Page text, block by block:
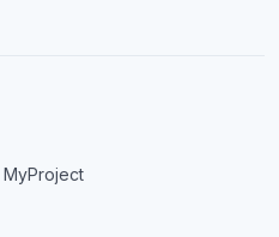
MyProject